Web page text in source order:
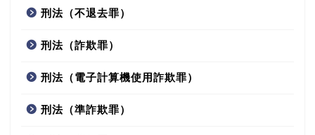
刑法（不退去罪）
刑法（詐欺罪）
刑法（電子計算機使用詐欺罪）
刑法（準詐欺罪）